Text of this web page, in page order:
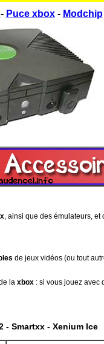
- Puce xbox- Modchip
, ainsi que des émulateurs,
de jeux vidéos (ou tout
la xbox : si vous jouez avec
- Smartxx - Xenium Ice